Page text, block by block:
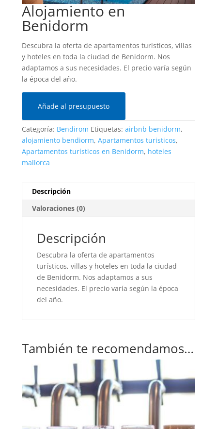
Alojamiento en
Benidorm
Descubra la oferta de apartamentos turísticos, villas
y hoteles en toda la ciudad de Benidorm. Nos
adaptamos a sus necesidades. El precio varía según
la época del año.
Añade al presupuesto
Categoría: Bendirom Etiquetas: airbnb benidorm,
alojamiento bendiorm, Apartamentos turisticos,
Apartamentos turísticos en Benidorm, hoteles
mallorca
Descripción
Valoraciones (0)
Descripción
Descubra la oferta de apartamentos
turísticos, villas y hoteles en toda la ciudad
de Benidorm. Nos adaptamos a sus
necesidades. El precio varía según la época
del año.
También te recomendamos…